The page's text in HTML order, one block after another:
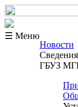
☰ Меню
Новости
ГБУЗ